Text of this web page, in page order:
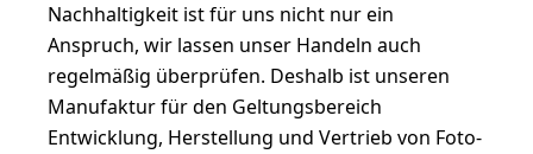
Nachhaltigkeit ist für uns nicht nur ein
Anspruch, wir lassen unser Handeln auch
regelmäßig überprüfen. Deshalb ist unseren
Manufaktur für den Geltungsbereich
Entwicklung, Herstellung und Vertrieb von Foto-